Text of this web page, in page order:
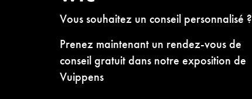
Vous souhaitez un conseil personnalisé ?
Prenez maintenant un rendez-vous de
conseil gratuit dans notre exposition de
Vuippens